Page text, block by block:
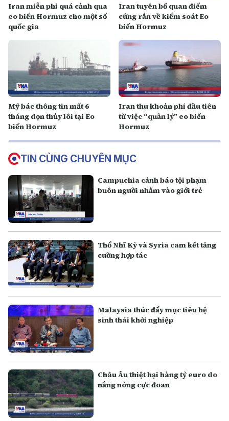
Iran miễn phí quá cảnh qua
eo biển Hormuz cho một số
quốc gia
Iran tuyên bố quan điểm
cứng rắn về kiểm soát Eo
biển Hormuz
Mỹ bác thông tin mất 6
tháng dọn thủy lôi tại Eo
biển Hormuz
Iran thu khoản phí đầu tiên
từ việc “quản lý” eo biển
Hormuz
TIN CÙNG CHUYÊN MỤC
Campuchia cảnh báo tội phạm
buôn người nhắm vào giới trẻ
Thổ Nhĩ Kỳ và Syria cam kết tăng
cường hợp tác
Malaysia thúc đẩy mục tiêu hệ
sinh thái khởi nghiệp
Châu Âu thiệt hại hàng tỷ euro do
nắng nóng cực đoan